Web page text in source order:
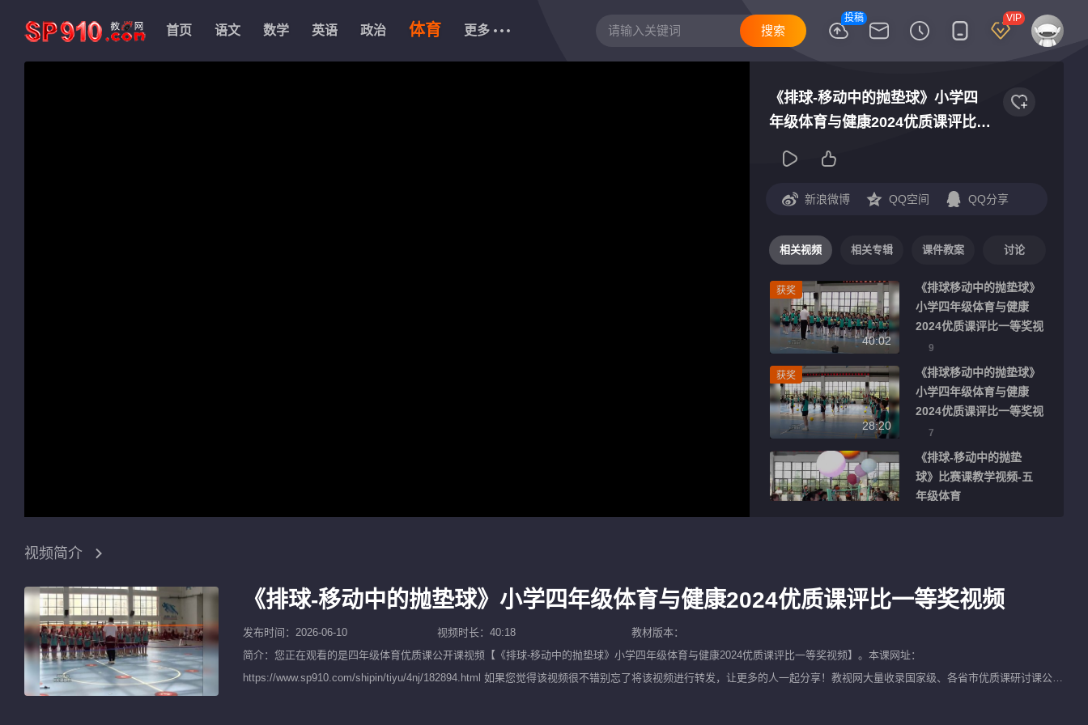
投稿 VIP
首页 语文 数学 英语 政治 体育 更多
《排球-移动中的抛垫球》小学四
年级体育与健康2024优质课评比一
等奖视频
新浪微博 QQ空间 QQ分享
相关视频 相关专辑 课件教案 讨论
40:02
获奖
《排球移动中的抛垫球》
小学四年级体育与健康
2024优质课评比一等奖视
9
28:20
获奖
《排球移动中的抛垫球》
小学四年级体育与健康
2024优质课评比一等奖视
7
《排球-移动中的抛垫
球》比赛课教学视频-五
年级体育
31:25
视频
22
43:18
视频简介
《排球-移动中的抛垫球》小学四年级体育与健康2024优质课评比一等奖视频
发布时间：2026-06-10 视频时长：40:18
教材版本：
简介：您正在观看的是四年级体育优质课公开课视频【 《排球-移动中的抛垫球》小学四年级体育与健康2024优质课评比一等奖视频】。本课网址：
https://www.sp910.com/shipin/tiyu/4nj/182894.html 如果您觉得该视频很不错别忘了将该视频进行转发，让更多的人一起分享！教视网大量收录国家级、各省市优质课研讨课公开